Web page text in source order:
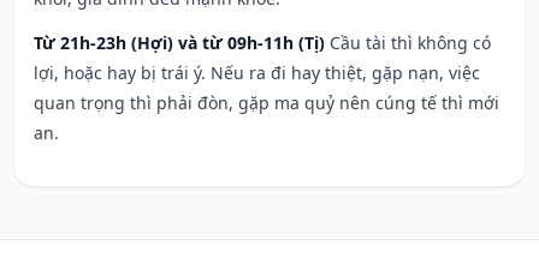
Từ 21h-23h (Hợi) và từ 09h-11h (Tị) Cầu tài thì không có
lợi, hoặc hay bị trái ý. Nếu ra đi hay thiệt, gặp nạn, việc
quan trọng thì phải đòn, gặp ma quỷ nên cúng tế thì mới
an.